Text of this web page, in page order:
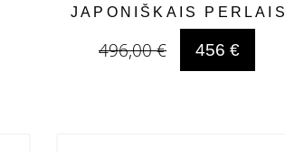
JAPONIŠKAIS PERLAIS
496,00 € 456 €